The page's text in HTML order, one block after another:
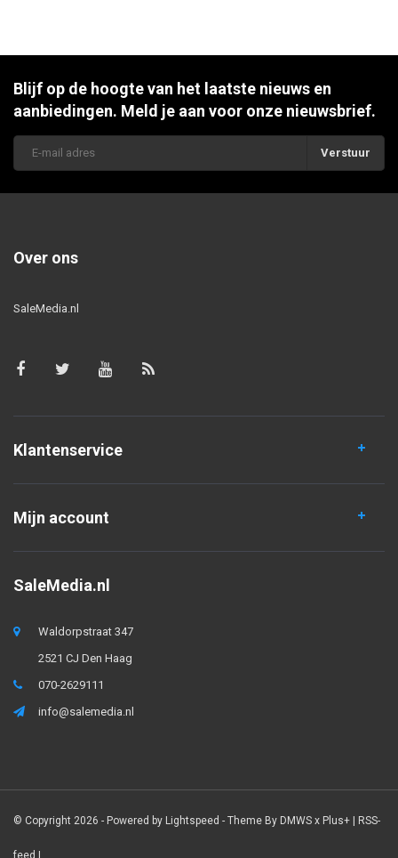
Blijf op de hoogte van het laatste nieuws en
aanbiedingen. Meld je aan voor onze nieuwsbrief.
Verstuur
Over ons
SaleMedia.nl
Klantenservice
Mijn account
SaleMedia.nl
Waldorpstraat 347
2521 CJ Den Haag
070-2629111
info@salemedia.nl
© Copyright 2026 - Powered by Lightspeed - Theme By DMWS x Plus+ | RSS-
feed |